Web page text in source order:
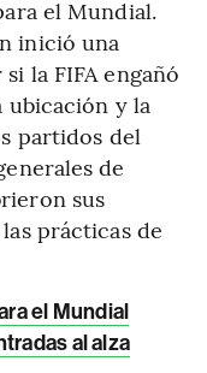
el Mundial.
inició una
la FIFA engañó
ubicación y la
partidos del
de
sus
prácticas de
el Mundial
al alza